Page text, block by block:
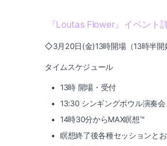
『Loutas Flower』イベント
◇3月20日(金)13時開場（13時半開
タイムスケジュール
13時 開場・受付
13:30 シンギングボウル演奏
14時30分からMAX瞑想™️
瞑想終了後各種セッションと